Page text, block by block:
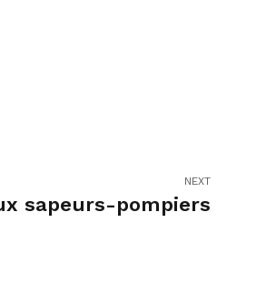
NEXT
sapeurs-pompiers